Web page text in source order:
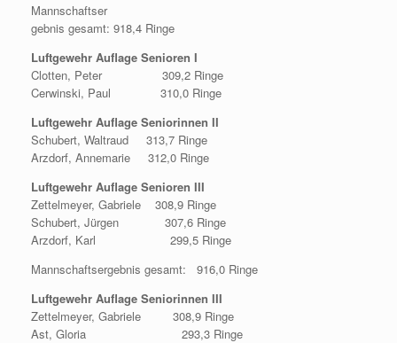
Mannschaftser
gebnis gesamt: 918,4 Ringe
Luftgewehr Auflage Senioren I
Clotten, Peter 309,2 Ringe
Cerwinski, Paul 310,0 Ringe
Luftgewehr Auflage Seniorinnen II
Schubert, Waltraud 313,7 Ringe
Arzdorf, Annemarie 312,0 Ringe
Luftgewehr Auflage Senioren III
Zettelmeyer, Gabriele 308,9 Ringe
Schubert, Jürgen 307,6 Ringe
Arzdorf, Karl 299,5 Ringe
Mannschaftsergebnis gesamt: 916,0 Ringe
Luftgewehr Auflage Seniorinnen III
Zettelmeyer, Gabriele 308,9 Ringe
Ast, Gloria 293,3 Ringe